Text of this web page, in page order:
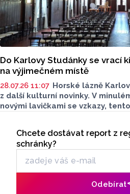
Do Karlovy Studánky se vrací
na výjimečném místě
28.07.26 11:07 Horské lázně
z další kulturní novinky. V
novými lavičkami se vzkazy,
Odběr newsletteru
Chcete dostávat report z
schránky?
Odebírat